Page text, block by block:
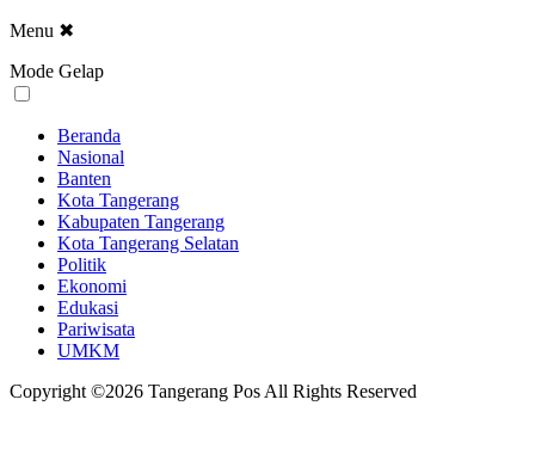
Menu ✖
Mode Gelap
Beranda
Nasional
Banten
Kota Tangerang
Kabupaten Tangerang
Kota Tangerang Selatan
Politik
Ekonomi
Edukasi
Pariwisata
UMKM
Copyright ©2026 Tangerang Pos All Rights Reserved